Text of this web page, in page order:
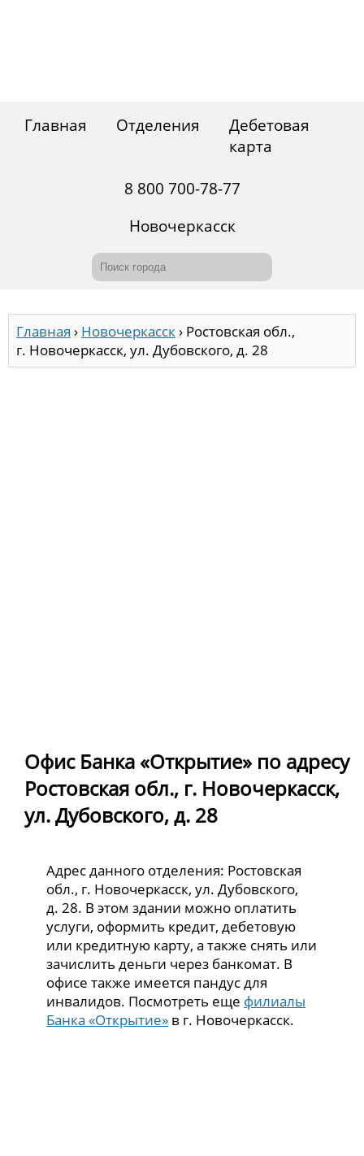
Главная Отделения
Дебетовая
карта
8 800 700-78-77
Новочеркасск
Главная › Новочеркасск › Ростовская обл.,
г. Новочеркасск, ул. Дубовского, д. 28
Офис Банка «Открытие» по адресу
Ростовская обл., г. Новочеркасск,
ул. Дубовского, д. 28
Адрес данного отделения: Ростовская
обл., г. Новочеркасск, ул. Дубовского,
д. 28. В этом здании можно оплатить
услуги, оформить кредит, дебетовую
или кредитную карту, а также снять или
зачислить деньги через банкомат. В
офисе также имеется пандус для
инвалидов. Посмотреть еще филиалы
Банка «Открытие» в г. Новочеркасск.